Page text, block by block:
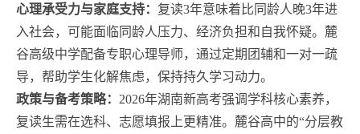
心理承受力与家庭支持： 复读3年意味着比同龄人晚3年进
入社会，可能面临同龄人压力、经济负担和自我怀疑。麓
谷高级中学配备专职心理导师，通过定期团辅和一对一疏
导，帮助学生化解焦虑，保持持久学习动力。
政策与备考策略： 2026年湖南新高考强调学科核心素养，
复读生需在选科、志愿填报上更精准。麓谷高中的“分层教